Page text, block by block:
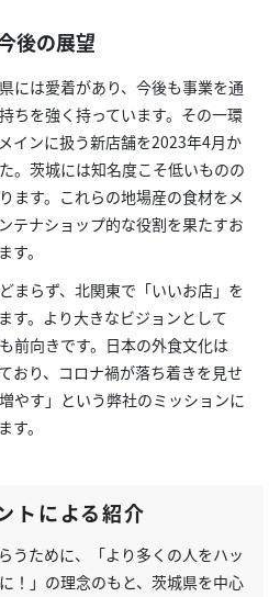
後の展望
には愛着があり、今後も事業を通
ちを強く持っています。その一環
インに扱う新店舗を2023年4月か
。茨城には知名度こそ低いものの
ます。これらの地場産の食材をメ
テナショップ的な役割を果たすお
。
まらず、北関東で「いいお店」を
す。より大きなビジョンとして
前向きです。日本の外食文化は
おり、コロナ禍が落ち着きを見せ
やす」という弊社のミッションに
。
トによる紹介
うために、「より多くの人をハッ
！」の理念のもと、茨城県を中心